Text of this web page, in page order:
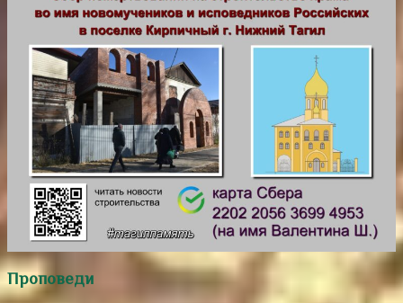
Проповеди